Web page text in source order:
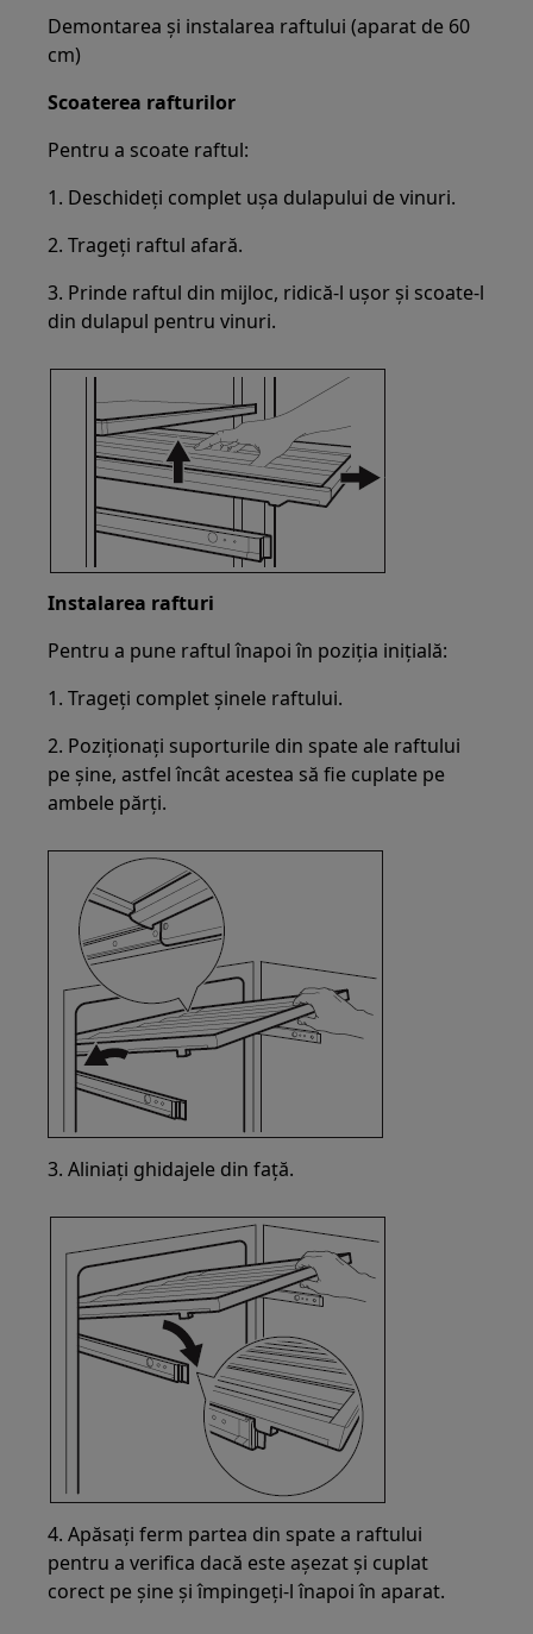
Demontarea și instalarea raftului (aparat de 60
cm)
Scoaterea rafturilor
Pentru a scoate raftul:
1. Deschideți complet ușa dulapului de vinuri.
2. Trageți raftul afară.
3. Prinde raftul din mijloc, ridică-l ușor și scoate-l
din dulapul pentru vinuri.
Instalarea rafturi
Pentru a pune raftul înapoi în poziția inițială:
1. Trageți complet șinele raftului.
2. Poziționați suporturile din spate ale raftului
pe șine, astfel încât acestea să fie cuplate pe
ambele părți.
3. Aliniați ghidajele din față.
4. Apăsați ferm partea din spate a raftului
pentru a verifica dacă este așezat și cuplat
corect pe șine și împingeți-l înapoi în aparat.